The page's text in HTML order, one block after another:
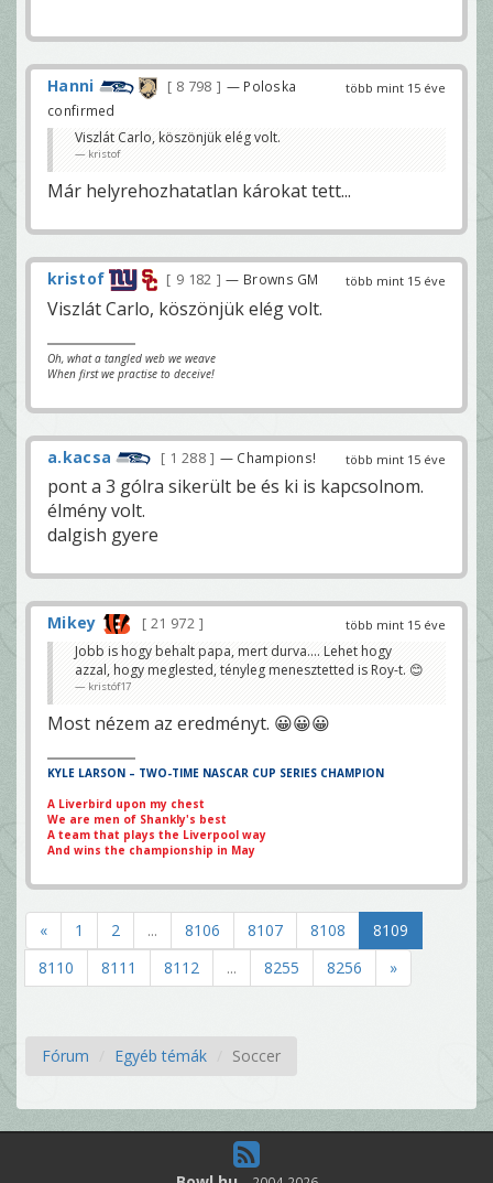
több mint 15 éve
Hanni 8 798
— Poloska
confirmed
Viszlát Carlo, köszönjük elég volt.
kristof
Már helyrehozhatatlan károkat tett...
több mint 15 éve
kristof 9 182 — Browns GM
Viszlát Carlo, köszönjük elég volt.
Oh, what a tangled web we weave
When first we practise to deceive!
több mint 15 éve
a.kacsa 1 288 — Champions!
pont a 3 gólra sikerült be és ki is kapcsolnom.
élmény volt.
dalgish gyere
több mint 15 éve
Mikey
21 972
Jobb is hogy behalt papa, mert durva.... Lehet hogy
azzal, hogy meglested, tényleg menesztetted is Roy-t. 😊
kristóf17
Most nézem az eredményt. 😀😀😀
KYLE LARSON – TWO-TIME NASCAR CUP SERIES CHAMPION
A Liverbird upon my chest
We are men of Shankly's best
A team that plays the Liverpool way
And wins the championship in May
« 1 2 ... 8106 8107 8108
8109
8110
8111 8112 ... 8255 8256 »
Fórum Egyéb témák Soccer